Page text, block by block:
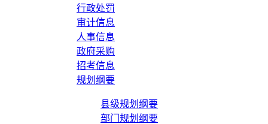
行政处罚
审计信息
人事信息
政府采购
招考信息
规划纲要
县级规划纲要
部门规划纲要